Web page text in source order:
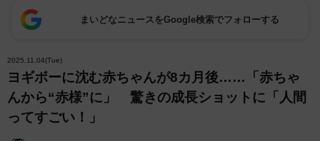
まいどなニュースをGoogle検索でフォローする
2025.11.04(Tue)
ヨギボーに沈む赤ちゃんが8カ月後……「赤ちゃ
んから“赤様”に」 驚きの成長ショットに「人間
ってすごい！」